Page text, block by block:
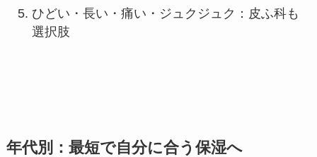
ひどい・長い・痛い・ジュクジュク：皮ふ科も
選択肢
年代別：最短で自分に合う保湿へ